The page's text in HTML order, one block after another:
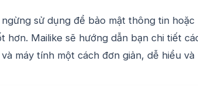
sử dụng để bảo mật thông tin hoặc
hơn. Mailike sẽ hướng dẫn bạn chi tiết
máy tính một cách đơn giản, dễ hiểu và